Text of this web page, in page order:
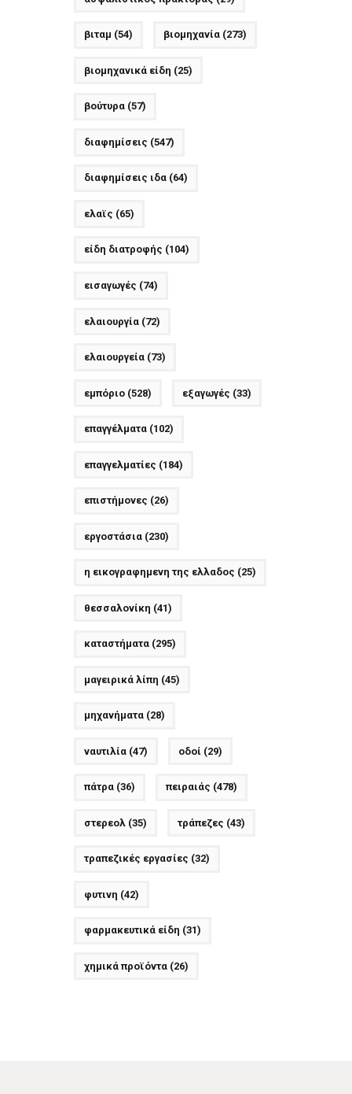
βιταμ (54) βιομηχανία(273)
βιομηχανικά είδη (25)
βούτυρα(57)
διαφημίσεις (547)
διαφημίσεις ιδα(64)
ελαϊς (65)
είδη διατροφής (104)
εισαγωγές (74)
ελαιουργία(72)
ελαιουργεία(73)
εμπόριο(528) εξαγωγές (33)
επαγγέλματα(102)
επαγγελματίες (184)
επιστήμονες (26)
εργοστάσια(230)
η εικογραφημενη της ελλαδος (25)
θεσσαλονίκη (41)
καταστήματα(295)
μαγειρικά λίπη (45)
μηχανήματα(28)
ναυτιλία(47) οδοί (29)
πάτρα(36) πειραιάς (478)
στερεολ(35) τράπεζες (43)
τραπεζικές εργασίες (32)
φυτινη (42)
φαρμακευτικά είδη (31)
χημικά προϊόντα(26)